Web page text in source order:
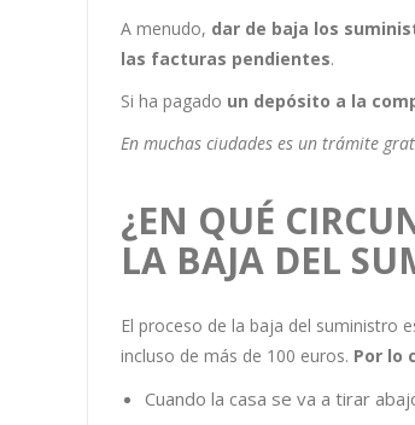
A menudo, dar de baja los
las facturas pendientes.
Si ha pagado un depósito a la
En muchas ciudades es un trámite
¿EN QUÉ
LA BAJA DEL
El proceso de la baja del suministro
incluso de más de 100 euros. Por lo
Cuando la casa se va a tirar